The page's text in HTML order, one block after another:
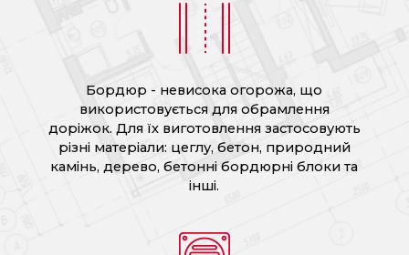
Бордюр - невисока огорожа, що
використовується для обрамлення
доріжок. Для їх виготовлення застосовують
різні матеріали: цеглу, бетон, природний
камінь, дерево, бетонні бордюрні блоки та
інші.